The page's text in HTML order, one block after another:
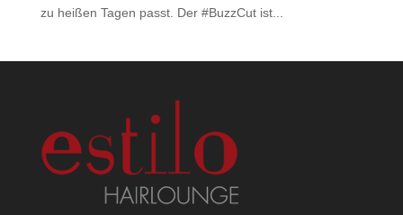
zu heißen Tagen passt. Der #BuzzCut ist...